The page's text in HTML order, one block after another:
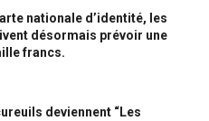
nationale d’identité, les
désormais prévoir une
francs.
deviennent “Les